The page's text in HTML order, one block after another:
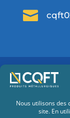

Mentions